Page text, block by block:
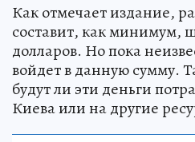
Как отмечает издание,
составит, как минимум,
долларов. Но пока
войдет в данную сумму.
будут ли эти деньги
Киева или на другие